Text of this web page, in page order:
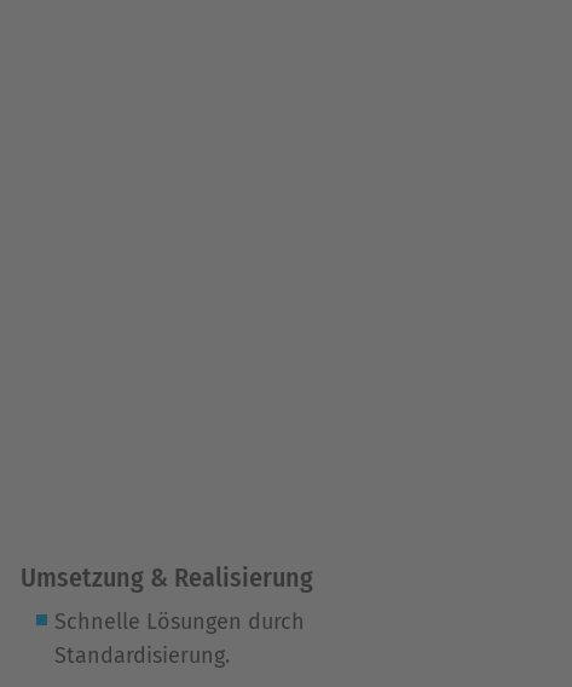
Umsetzung & Realisierung
Schnelle Lösungen durch
Standardisierung.